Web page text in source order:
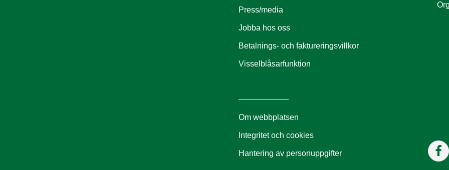
Press/media
Jobba hos oss
Betalnings- och faktureringsvillkor
Visselblåsarfunktion
Om webbplatsen
Integritet och cookies
Hantering av personuppgifter